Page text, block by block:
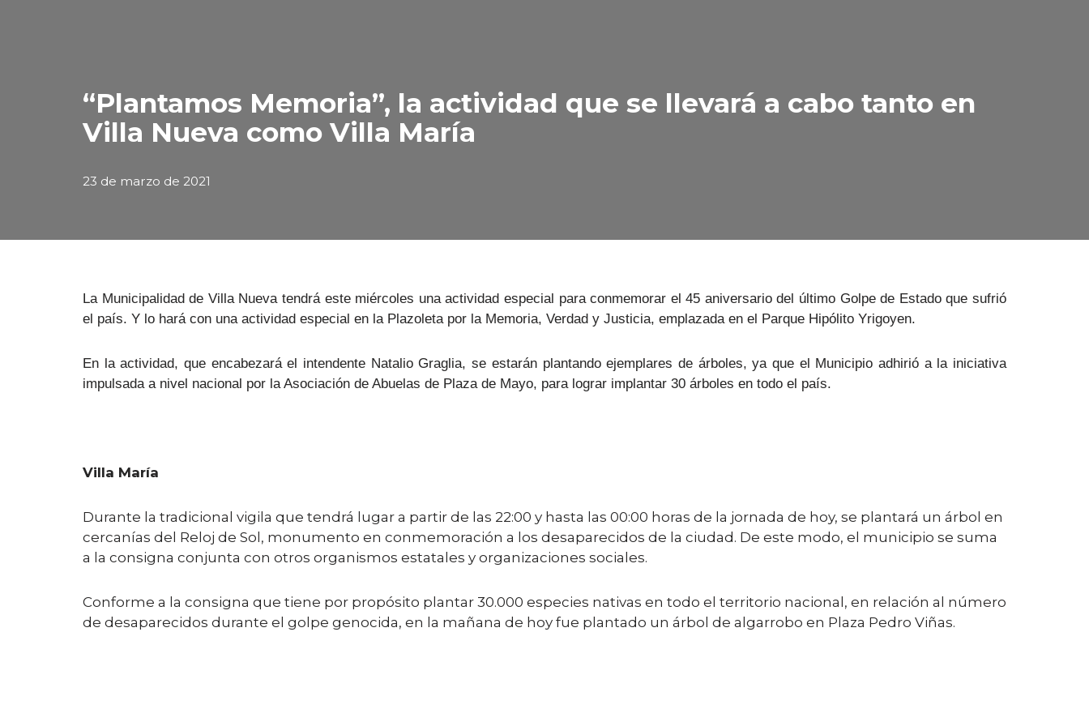
“Plantamos Memoria”, la actividad que se llevará a cabo tanto en
Villa Nueva como Villa María
23 de marzo de 2021
La Municipalidad de Villa Nueva tendrá este miércoles una actividad especial para conmemorar el 45 aniversario del último Golpe de Estado que sufrió
el país. Y lo hará con una actividad especial en la Plazoleta por la Memoria, Verdad y Justicia, emplazada en el Parque Hipólito Yrigoyen.
En la actividad, que encabezará el intendente Natalio Graglia, se estarán plantando ejemplares de árboles, ya que el Municipio adhirió a la iniciativa
impulsada a nivel nacional por la Asociación de Abuelas de Plaza de Mayo, para lograr implantar 30 árboles en todo el país.
Villa María
Durante la tradicional vigila que tendrá lugar a partir de las 22:00 y hasta las 00:00 horas de la jornada de hoy, se plantará un árbol en
cercanías del Reloj de Sol, monumento en conmemoración a los desaparecidos de la ciudad. De este modo, el municipio se suma
a la consigna conjunta con otros organismos estatales y organizaciones sociales.
Conforme a la consigna que tiene por propósito plantar 30.000 especies nativas en todo el territorio nacional, en relación al número
de desaparecidos durante el golpe genocida, en la mañana de hoy fue plantado un árbol de algarrobo en Plaza Pedro Viñas.